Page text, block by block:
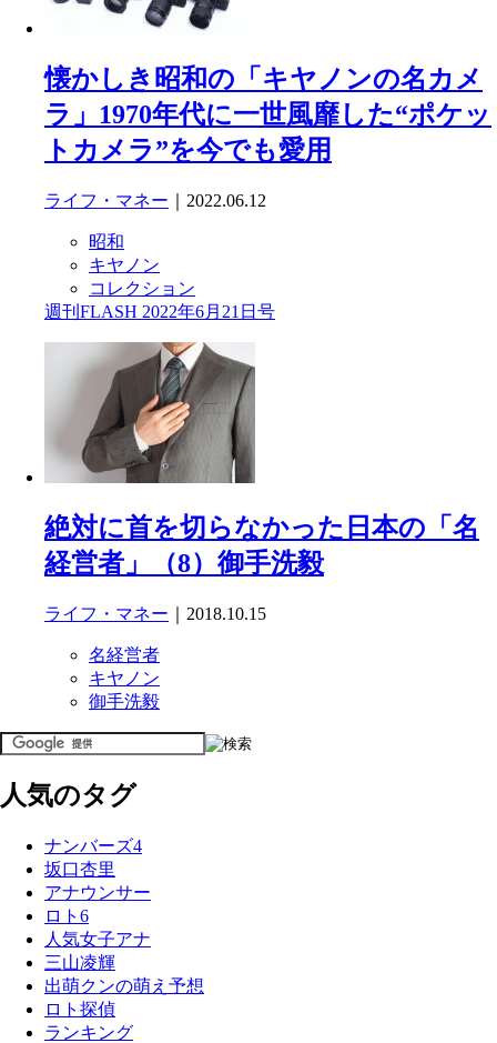
懐かしき昭和の「キヤノンの名カメ
ラ」1970年代に一世風靡した“ポケッ
トカメラ”を今でも愛用
ライフ・マネー ｜2022.06.12
昭和
キヤノン
コレクション
週刊FLASH 2022年6月21日号
絶対に首を切らなかった日本の「名
経営者」（8）御手洗毅
ライフ・マネー ｜2018.10.15
名経営者
キヤノン
御手洗毅
人気のタグ
ナンバーズ4
坂口杏里
アナウンサー
ロト6
人気女子アナ
三山凌輝
出萌クンの萌え予想
ロト探偵
ランキング